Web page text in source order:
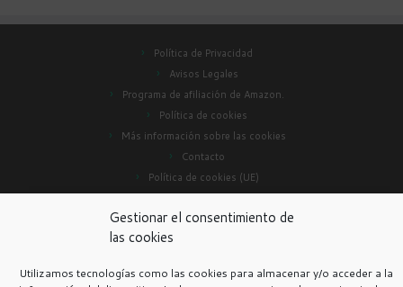
Gestionar el consentimiento de
las cookies
Utilizamos tecnologías como las cookies para almacenar y/o acceder a la
Política de Privacidad
Avisos Legales
Programa de afiliación de Amazon.
Política de cookies
Más información sobre las cookies
Contacto
Política de cookies (UE)